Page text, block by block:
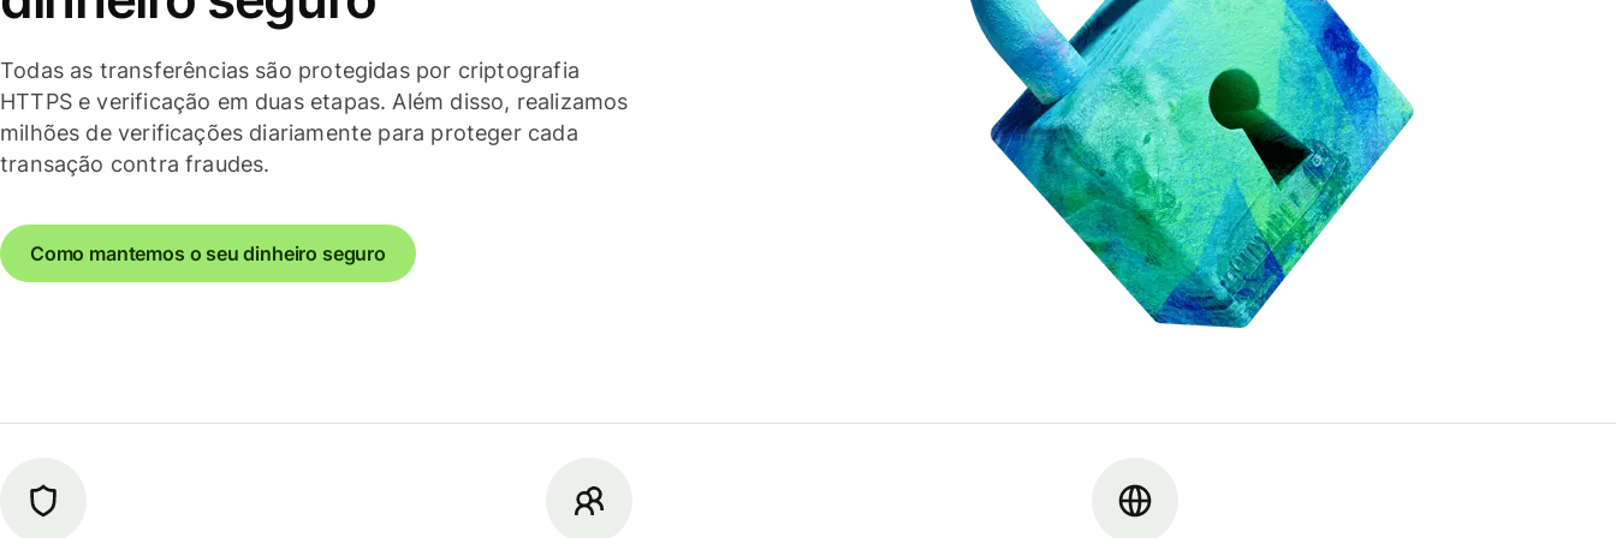
Todas as transferências são protegidas por criptografia
HTTPS e verificação em duas etapas. Além disso, realizamos
milhões de verificações diariamente para proteger cada
transação contra fraudes.
Como mantemos o seu dinheiro seguro